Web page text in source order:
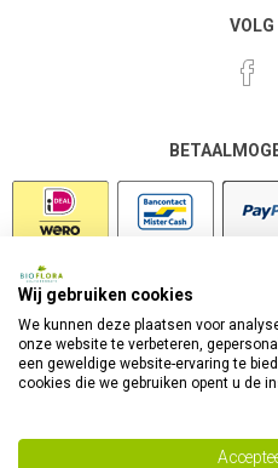
VOLG
Wij gebruiken cookies
We kunnen deze plaatsen voor
onze website te verbeteren,
een geweldige website-ervaring te
cookies die we gebruiken opent u de